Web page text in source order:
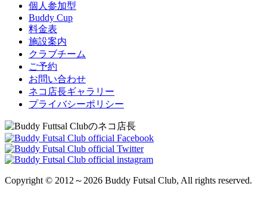
個人参加型
Buddy Cup
料金表
施設案内
クラブチーム
ご予約
お問い合わせ
ネコ店長ギャラリー
プライバシーポリシー
Copyright © 2012～2026 Buddy Futsal Club, All rights reserved.